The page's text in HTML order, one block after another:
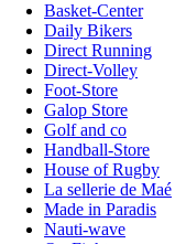
Basket-Center
Daily Bikers
Direct Running
Direct-Volley
Foot-Store
Galop Store
Golf and co
Handball-Store
House of Rugby
La sellerie de Maé
Made in Paradis
Nauti-wave